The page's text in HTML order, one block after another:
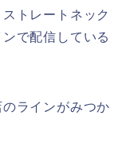
トレートネック
で配信している
ラインがみつか